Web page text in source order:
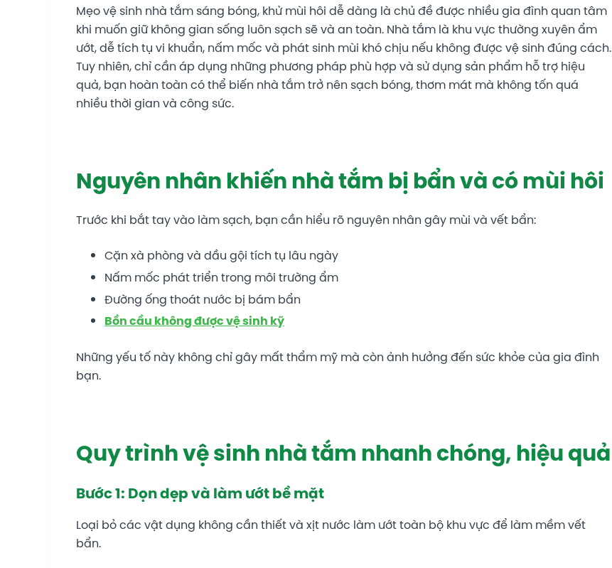
Mẹo vệ sinh nhà tắm sáng bóng, khử mùi hôi dễ dàng là chủ đề được nhiều gia đình quan tâm
khi muốn giữ không gian sống luôn sạch sẽ và an toàn. Nhà tắm là khu vực thường xuyên ẩm
ướt, dễ tích tụ vi khuẩn, nấm mốc và phát sinh mùi khó chịu nếu không được vệ sinh đúng cách.
Tuy nhiên, chỉ cần áp dụng những phương pháp phù hợp và sử dụng sản phẩm hỗ trợ hiệu
quả, bạn hoàn toàn có thể biến nhà tắm trở nên sạch bóng, thơm mát mà không tốn quá
nhiều thời gian và công sức.
Nguyên nhân khiến nhà tắm bị bẩn và có mùi hôi
Trước khi bắt tay vào làm sạch, bạn cần hiểu rõ nguyên nhân gây mùi và vết bẩn:
Cặn xà phòng và dầu gội tích tụ lâu ngày
Nấm mốc phát triển trong môi trường ẩm
Đường ống thoát nước bị bám bẩn
Bồn cầu không được vệ sinh kỹ
Những yếu tố này không chỉ gây mất thẩm mỹ mà còn ảnh hưởng đến sức khỏe của gia đình
bạn.
Quy trình vệ sinh nhà tắm nhanh chóng, hiệu quả
Bước 1: Dọn dẹp và làm ướt bề mặt
Loại bỏ các vật dụng không cần thiết và xịt nước làm ướt toàn bộ khu vực để làm mềm vết
bẩn.